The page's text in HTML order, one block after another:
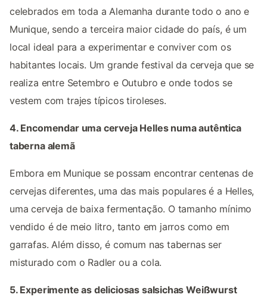
celebrados em toda a Alemanha durante todo o ano e
Munique, sendo a terceira maior cidade do país, é um
local ideal para a experimentar e conviver com os
habitantes locais. Um grande festival da cerveja que se
realiza entre Setembro e Outubro e onde todos se
vestem com trajes típicos tiroleses.
4. Encomendar uma cerveja Helles numa autêntica
taberna alemã
Embora em Munique se possam encontrar centenas de
cervejas diferentes, uma das mais populares é a Helles,
uma cerveja de baixa fermentação. O tamanho mínimo
vendido é de meio litro, tanto em jarros como em
garrafas. Além disso, é comum nas tabernas ser
misturado com o Radler ou a cola.
5. Experimente as deliciosas salsichas Weißwurst